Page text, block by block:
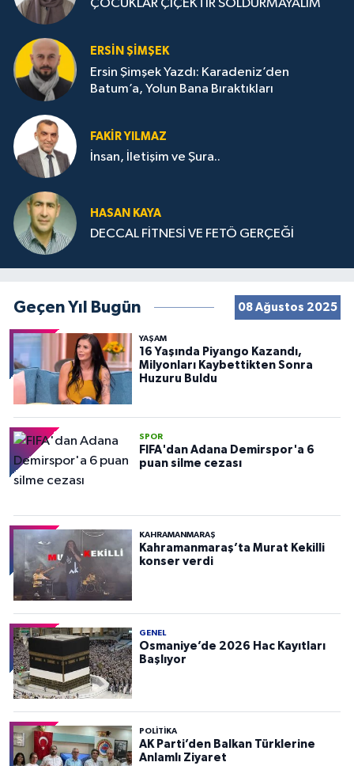
ÇOCUKLAR ÇİÇEKTİR SOLDURMAYALIM
ERSIN ŞIMŞEK
Ersin Şimşek Yazdı: Karadeniz’den
Batum’a, Yolun Bana Bıraktıkları
FAKIR YILMAZ
İnsan, İletişim ve Şura..
HASAN KAYA
DECCAL FİTNESİ VE FETÖ GERÇEĞİ
Geçen Yıl Bugün 08 Ağustos 2025
YAŞAM
16 Yaşında Piyango Kazandı,
Milyonları Kaybettikten Sonra
Huzuru Buldu
SPOR
FIFA'dan Adana Demirspor'a 6
puan silme cezası
KAHRAMANMARAŞ
Kahramanmaraş’ta Murat Kekilli
konser verdi
GENEL
Osmaniye’de 2026 Hac Kayıtları
Başlıyor
POLITIKA
AK Parti’den Balkan Türklerine
Anlamlı Ziyaret